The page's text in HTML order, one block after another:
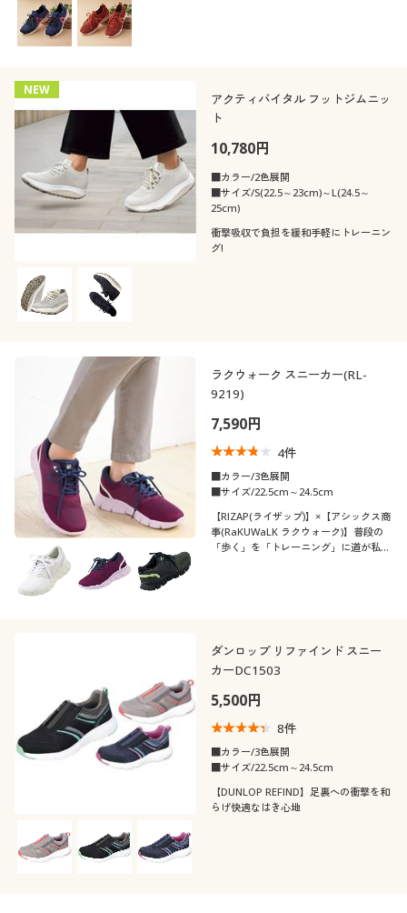
NEW
アクティバイタル フットジムニッ
ト
10,780円
■カラー/2色展開
■サイズ/S(22.5～23cm)～L(24.5～
25cm)
衝撃吸収で負担を緩和手軽にトレーニン
グ!
ラクウォーク スニーカー(RL-
9219)
7,590円
4件
■カラー/3色展開
■サイズ/22.5cm～24.5cm
【RIZAP(ライザップ)】×【アシックス商
事(RaKUWaLK ラクウォーク)】普段の
「歩く」を「トレーニング」に道が私の
ダンロップ リファインド スニー
カーDC1503
5,500円
8件
■カラー/3色展開
■サイズ/22.5cm～24.5cm
【DUNLOP REFIND】足裏への衝撃を和
らげ快適なはき心地